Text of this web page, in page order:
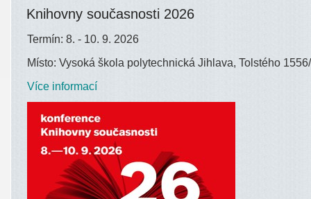
Knihovny současnosti 2026
Termín: 8. - 10. 9. 2026
Místo: Vysoká škola polytechnická Jihlava, Tolstého
Více informací